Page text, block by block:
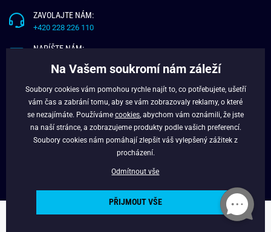
ZAVOLAJTE NÁM:
+420 228 226 110
NAPÍŠTE NÁM:
O NÁS
VĚRNOSTNÍ PROGRAM
Copyright © 2024 - Budchlap.cz Všechna práva vyhrazena. webdesign ©
Na Vašem soukromí nám záleží
Soubory cookies vám pomohou rychle najít to, co potřebujete, ušetří
vám čas a zabrání tomu, aby se vám zobrazovaly reklamy, o které
se nezajímáte. Používáme cookies , abychom vám oznámili, že jste
na naší stránce, a zobrazujeme produkty podle vašich preferencí.
Soubory cookies nám pomáhají zlepšit váš vylepšený zážitek z
procházení.
Odmítnout vše
PŘIJMOUT VŠE